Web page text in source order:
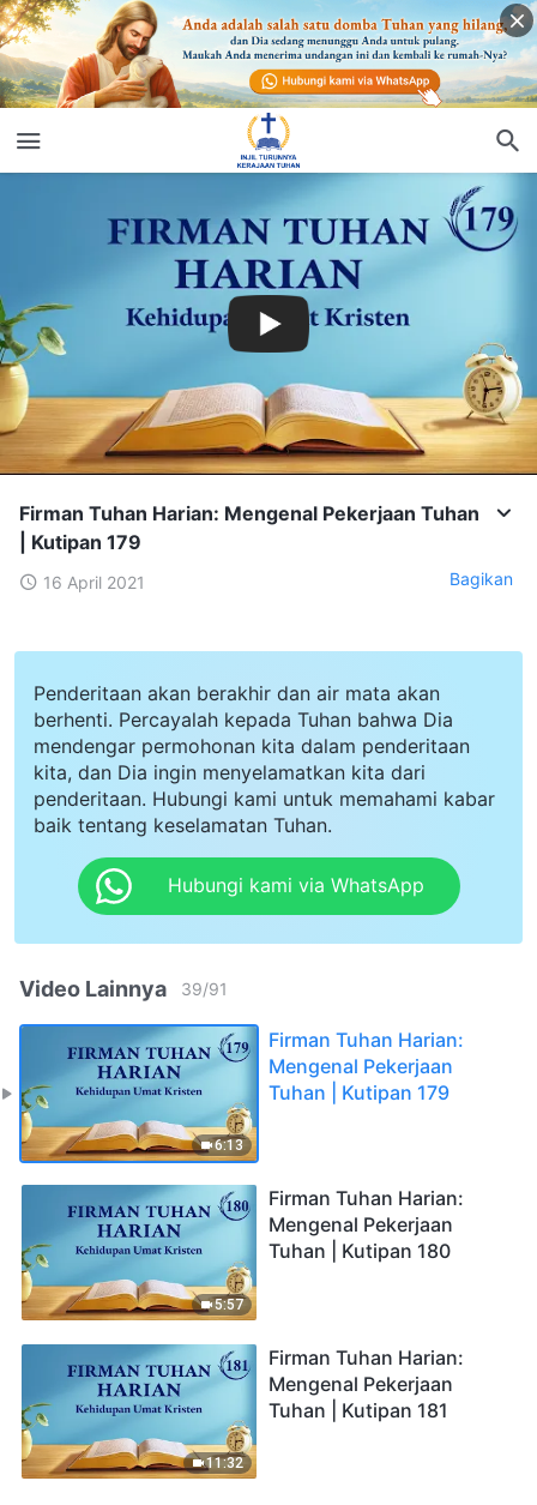
Firman Tuhan Harian: Mengenal Pekerjaan Tuhan
| Kutipan 179
16 April 2021 Bagikan
Penderitaan akan berakhir dan air mata akan
berhenti. Percayalah kepada Tuhan bahwa Dia
mendengar permohonan kita dalam penderitaan
kita, dan Dia ingin menyelamatkan kita dari
penderitaan. Hubungi kami untuk memahami kabar
baik tentang keselamatan Tuhan.
Hubungi kami via WhatsApp
Video Lainnya 39/91
6:13
Firman Tuhan Harian:
Mengenal Pekerjaan
Tuhan | Kutipan 179
5:57
Firman Tuhan Harian:
Mengenal Pekerjaan
Tuhan | Kutipan 180
11:32
Firman Tuhan Harian:
Mengenal Pekerjaan
Tuhan | Kutipan 181